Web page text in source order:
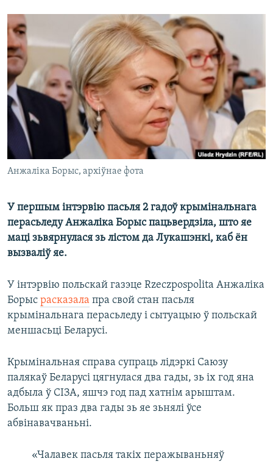
КУЛЬТУРА
КАЛЯНДАР
МОВА
НА ХВАЛЯХ СВАБОДЫ
Анжаліка Борыс, архіўнае фота
У першым інтэрвію пасьля 2 гадоў крымінальнага
перасьледу Анжаліка Борыс пацьвердзіла, што яе
маці зьвярнулася зь лістом да Лукашэнкі, каб ён
вызваліў яе.
У інтэрвію польскай газэце Rzeczpospolita Анжаліка
Борыс расказала пра свой стан пасьля
крымінальнага перасьледу і сытуацыю ў польскай
меншасьці Беларусі.
Крымінальная справа супраць лідэркі Саюзу
палякаў Беларусі цягнулася два гады, зь іх год яна
адбыла ў СІЗА, яшчэ год пад хатнім арыштам.
Больш як праз два гады зь яе зьнялі ўсе
абвінавачваньні.
«Чалавек пасьля такіх перажываньняў